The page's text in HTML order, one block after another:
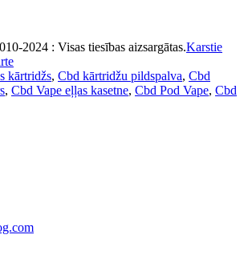
2024 : Visas tiesības aizsargātas.Karstie
kārtridžs, Cbd kārtridžu pildspalva, Cbd
, Cbd Vape eļļas kasetne, Cbd Pod Vape, Cbd